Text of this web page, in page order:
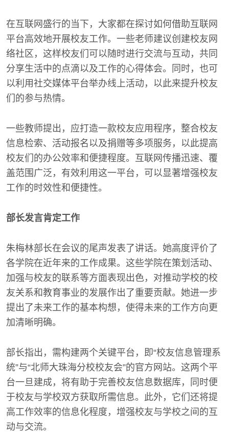
在互联网盛行的当下，大家都在探讨如何借助互联网
平台高效地开展校友工作。一些老师建议创建校友网
络社区，这样校友们可以随时进行交流与互动，共同
分享生活中的点滴以及工作的心得体会。同时，也可
以利用社交媒体平台举办线上活动，以此来提升校友
们的参与热情。
一些教师提出，应打造一款校友应用程序，整合校友
信息检索、活动报名以及捐赠等多项服务，以此提高
校友们的办公效率和便捷程度。互联网传播迅速、覆
盖范围广泛，有效利用这一平台，可以显著增强校友
工作的时效性和便捷性。
部长发言肯定工作
朱梅林部长在会议的尾声发表了讲话。她高度评价了
各学院在近年来的工作成果。这些学院在策划活动、
加强与校友的联系等方面表现出色，对推动学校的校
友关系和教育事业的发展作出了重要贡献。她进一步
提出了未来工作的基本构想，使得未来的工作方向更
加清晰明确。
部长指出，需构建两个关键平台，即“校友信息管理系
统”与“北师大珠海分校校友会”的官方网站。这两个平
台一旦建成，将有助于完善校友信息数据库，同时便
于校友与学校双方获取所需信息。此外，它们还将提
高工作效率的信息化程度，增强校友与学校之间的互
动与交流。